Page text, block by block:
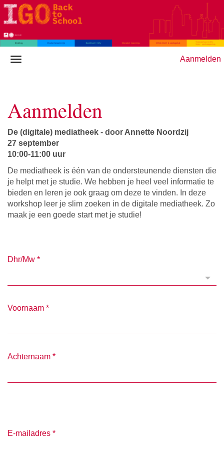
Aanmelden
Aanmelden
De (digitale) mediatheek - door Annette Noordzij
27 september
10:00-11:00 uur
De mediatheek is één van de ondersteunende diensten die
je helpt met je studie. We hebben je heel veel informatie te
bieden en leren je ook graag om deze te vinden. In deze
workshop leer je slim zoeken in de digitale mediatheek. Zo
maak je een goede start met je studie!
Dhr/Mw *
Voornaam *
Achternaam *
E-mailadres *